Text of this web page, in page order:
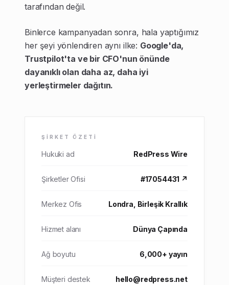
tarafından değil.
Binlerce kampanyadan sonra, hala yaptığımız
her şeyi yönlendiren aynı ilke: Google'da,
Trustpilot'ta ve bir CFO'nun önünde
dayanıklı olan daha az, daha iyi
yerleştirmeler dağıtın.
ŞIRKET ÖZETI
Hukuki ad RedPress Wire
Şirketler Ofisi #17054431 ↗
Merkez Ofis Londra, Birleşik Krallık
Hizmet alanı Dünya Çapında
Ağ boyutu 6,000+ yayın
Müşteri destek hello@redpress.net